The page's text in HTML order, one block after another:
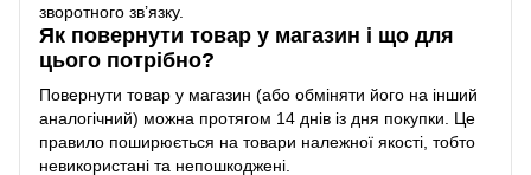
зворотного зв’язку.
Як повернути товар у магазин і що для
цього потрібно?
Повернути товар у магазин (або обміняти його на інший
аналогічний) можна протягом 14 днів із дня покупки. Це
правило поширюється на товари належної якості, тобто
невикористані та непошкоджені.